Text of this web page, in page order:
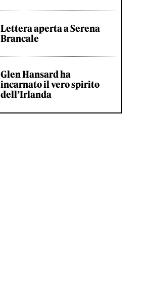
Lettera aperta a Serena
Brancale
Glen Hansard ha
incarnato il vero spirito
dell’Irlanda